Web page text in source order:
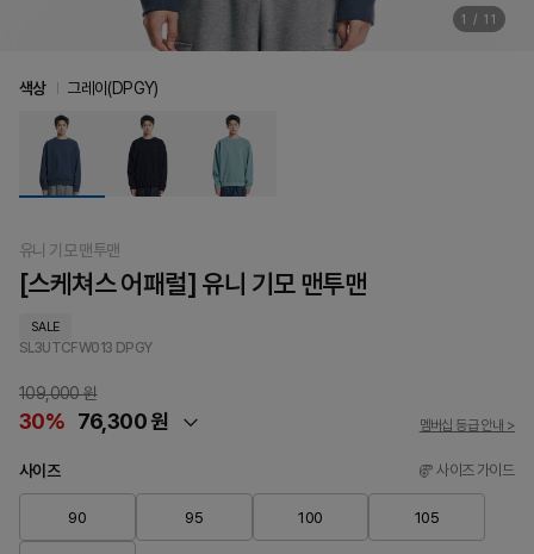
1 / 11
유니 기모 맨투맨
[스케쳐스 어패럴] 유니 기모 맨투맨
SALE
SL3UTCFW013 DPGY
109,000 원
30% 76,300 원 멤버십 등급 안내 >
색상 그레이(DPGY)
사이즈 사이즈 가이드
90 95 100 105